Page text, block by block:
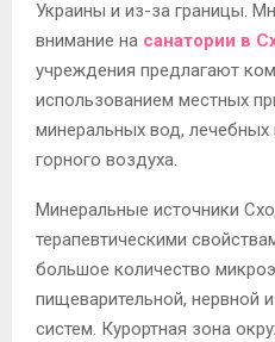
Украины и из-за границы.
внимание на санатории в
учреждения предлагают
использованием местных
минеральных вод, лечебных
горного воздуха.
Минеральные источники
терапевтическими
большое количество
пищеварительной, нервной
систем. Курортная зона